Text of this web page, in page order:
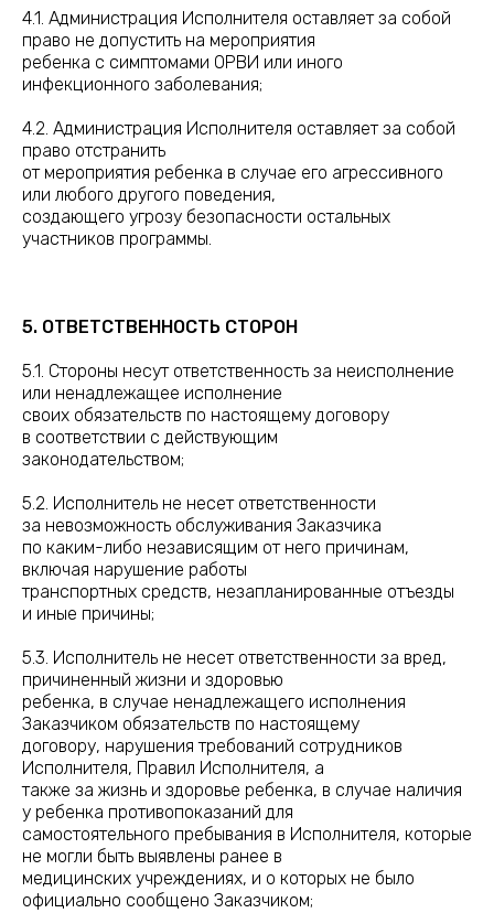
4.1. Администрация Исполнителя оставляет за собой
право не допустить на мероприятия
ребенка с симптомами ОРВИ или иного
инфекционного заболевания;
4.2. Администрация Исполнителя оставляет за собой
право отстранить
от мероприятия ребенка в случае его агрессивного
или любого другого поведения,
создающего угрозу безопасности остальных
участников программы.
5. ОТВЕТСТВЕННОСТЬ СТОРОН
5.1. Стороны несут ответственность за неисполнение
или ненадлежащее исполнение
своих обязательств по настоящему договору
в соответствии с действующим
законодательством;
5.2. Исполнитель не несет ответственности
за невозможность обслуживания Заказчика
по каким-либо независящим от него причинам,
включая нарушение работы
транспортных средств, незапланированные отъезды
и иные причины;
5.3. Исполнитель не несет ответственности за вред,
причиненный жизни и здоровью
ребенка, в случае ненадлежащего исполнения
Заказчиком обязательств по настоящему
договору, нарушения требований сотрудников
Исполнителя, Правил Исполнителя, а
также за жизнь и здоровье ребенка, в случае наличия
у ребенка противопоказаний для
самостоятельного пребывания в Исполнителя, которые
не могли быть выявлены ранее в
медицинских учреждениях, и о которых не было
официально сообщено Заказчиком;